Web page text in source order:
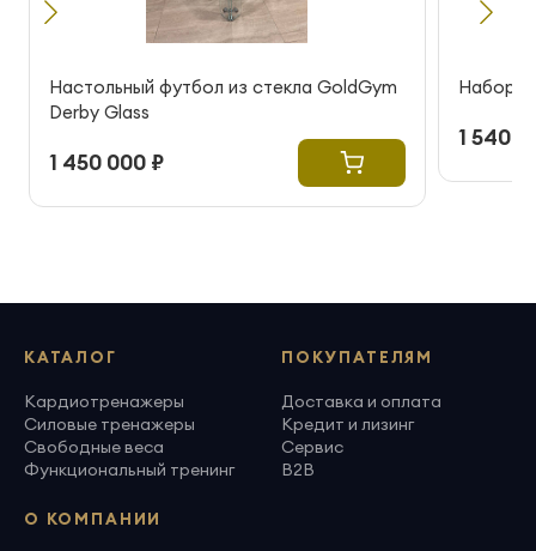
Настольный футбол из стекла GoldGym
Derby Glass
1 450 000 ₽
Набор
1 540
КАТАЛОГ
Кардиотренажеры
Силовые тренажеры
Свободные веса
Функциональный тренинг
ПОКУПАТЕЛЯМ
Доставка и оплата
Кредит и лизинг
Сервис
B2B
О КОМПАНИИ